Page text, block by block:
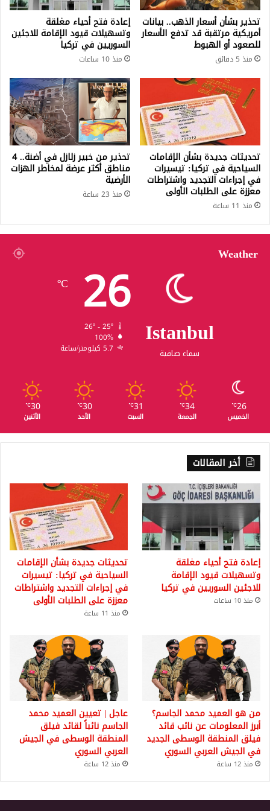
تحذير بشأن أسعار الذهب.. بيانات
أمريكية مرتقبة قد تدفع الأسعار
للصعود أو الهبوط
منذ 5 دقائق
إعادة فتح أحياء مغلقة
وتسهيلات قيود الإقامة للاجئين
السوريين في تركيا
منذ 10 ساعات
تحديثات جديدة بشأن الإقامات
السياحية في تركيا: تيسيرات
في إجراءات التجديد واشتراطات
معززة على الطلبات الأولى
منذ 11 ساعة
تحذير من خبير زلازل في أضنة.. 4
مناطق أكثر عرضة لمخاطر الهزات
الأرضية
منذ 23 ساعة
Weather
Istanbul
سماء صافية
26
℃
26º - 25º
100%
5.7 كيلومتر/ساعة
26
℃
الخميس
34
℃
الجمعة
31
℃
السبت
30
℃
الأحد
30
℃
الأثنين
أخر المقالات
إعادة فتح أحياء مغلقة
وتسهيلات قيود الإقامة
للاجئين السوريين في تركيا
منذ 10 ساعات
تحديثات جديدة بشأن الإقامات
السياحية في تركيا: تيسيرات
في إجراءات التجديد واشتراطات
معززة على الطلبات الأولى
منذ 11 ساعة
من هو العميد محمد الجاسم؟
أبرز المعلومات عن نائب قائد
فيلق المنطقة الوسطى الجديد
في الجيش العربي السوري
منذ 12 ساعة
عاجل | تعيين العميد محمد
الجاسم نائباً لقائد فيلق
المنطقة الوسطى في الجيش
العربي السوري
منذ 12 ساعة